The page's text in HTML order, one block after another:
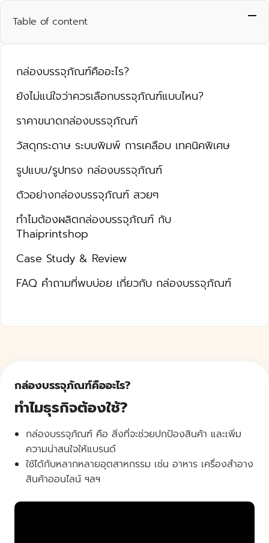
Table of content
กล่องบรรจุภัณฑ์คืออะไร?
ยังไม่แน่ใจว่าควรเลือกบรรจุภัณฑ์แบบไหน?
ราคาขนาดกล่องบรรจุภัณฑ์
วัสดุกระดาษ ระบบพิมพ์ การเคลือบ เทคนิคพิเศษ
รูปแบบ/รูปทรง กล่องบรรจุภัณฑ์
ตัวอย่างกล่องบรรจุภัณฑ์ สวยๆ
ทำไมต้องผลิตกล่องบรรจุภัณฑ์ กับ
Thaiprintshop
Case Study & Review
FAQ คำถามที่พบบ่อย เกี่ยวกับ กล่องบรรจุภัณฑ์
กล่องบรรจุภัณฑ์คืออะไร?
ทำไมธุรกิจต้องใช้?
กล่องบรรจุภัณฑ์ คือ สิ่งที่จะช่วยปกป้องสินค้า และเพิ่ม
ความน่าสนใจให้แบรนด์
ใช้ได้กับหลากหลายอุตสาหกรรม เช่น อาหาร เครื่องสำอาง
สินค้าออนไลน์ ฯลฯ